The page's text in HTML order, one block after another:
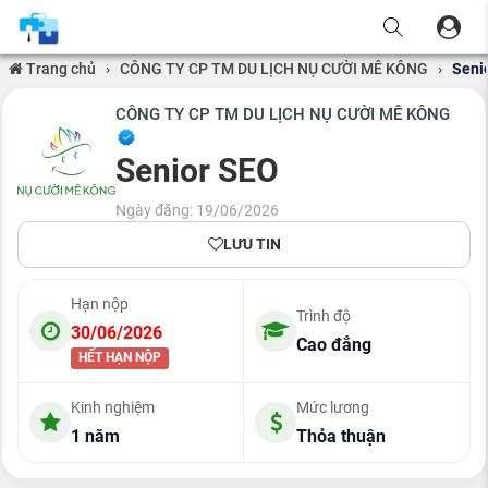
Trang chủ › CÔNG TY CP TM DU LỊCH NỤ CƯỜI MÊ KÔNG ›
CÔNG TY CP TM DU LỊCH NỤ CƯỜI MÊ KÔNG
Senior SEO
Ngày đăng: 19/06/2026
LƯU TIN
Hạn nộp
30/06/2026
HẾT HẠN NỘP
Trình độ
Cao đẳng
Kinh nghiệm
1 năm
Mức lương
Thỏa thuận